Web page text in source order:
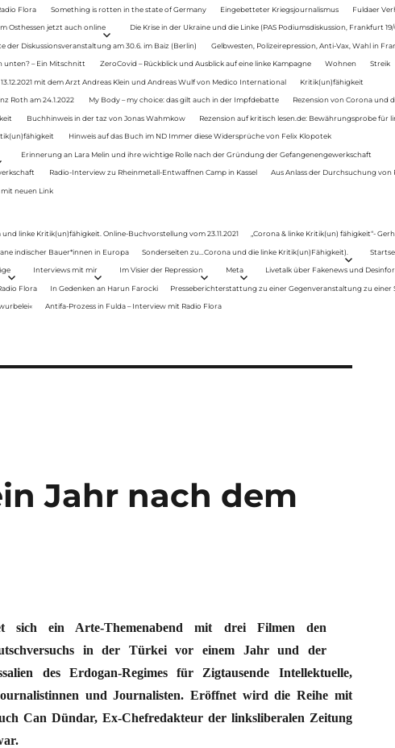
Flora Something is rotten in the state of Germany Eingebetteter Kriegsjournalismus Fuldaer
Osthessen jetzt auch online Die Krise in der Ukraine und die Linke (PAS Podiumsdiskussion, Frankfurt
Diskussionsveranstaltung am 30.6. im Baiz (Berlin) Gelbwesten, Polizeirepression, Anti-Vax, Wahl in
unten? – Ein Mitschnitt ZeroCovid – Rückblick und Ausblick auf eine linke Kampagne Wohnen Streik
mit dem Arzt Andreas Klein und Andreas Wulf von Medico International Kritik(un)fähigkeit
Roth am 24.1.2022 My Body – my choice: das gilt auch in der Impfdebatte Rezension von Corona und
Buchhinweis in der taz von Jonas Wahmkow Rezension auf kritisch lesen.de: Bewährungsprobe für
Hinweis auf das Buch im ND Immer diese Widersprüche von Felix Klopotek
Erinnerung an Lara Melin und ihre wichtige Rolle nach der Gründung der Gefangenengewerkschaft
Radio-Interview zu Rheinmetall-Entwaffnen Camp in Kassel Aus Anlass der Durchsuchung von
neuen Link
und linke Kritik(un)fähigkeit. Online-Buchvorstellung vom 23.11.2021 „Corona & linke Kritik(un) fähigkeit“-
indischer Bauer*innen in Europa Sonderseiten zu…Corona und die linke Kritik(un)Fähigkeit).
Interviews mit mir Im Visier der Repression Meta Livetalk über Fakenews und
Flora In Gedenken an Harun Farocki Presseberichterstattung zu einer Gegenveranstaltung zu einer
Antifa-Prozess in Fulda – Interview mit Radio Flora
Jahr nach dem
sich ein Arte-Themenabend mit drei Filmen den
in der Türkei vor einem Jahr und der
des Erdogan-Regimes für Zigtausende Intellektuelle,
und Journalisten. Eröffnet wird die Reihe mit
Can Dündar, Ex-Chefredakteur der linksliberalen Zeitung